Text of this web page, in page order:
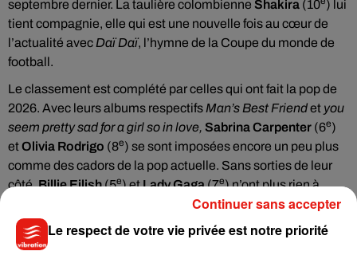
septembre dernier. La taulière colombienne Shakira (10 ) lui
tient compagnie, elle qui est une nouvelle fois au cœur de
l’actualité avec Daï Daï, l’hymne de la Coupe du monde de
football.
Le classement est complété par celles qui ont fait la pop de
2026. Avec leurs albums respectifs Man’s Best Friendet you
seem pretty sad for a girl so in love, Sabrina Carpenter (6e)
etOlivia Rodrigo (8e) se sont imposées encore un peu plus
comme des cadors de la pop actuelle. Sans sorties de leur
côté,Billie Eilish(5e) etLady Gaga(7e) n’ont plus rien à
prouver pour faire partie de ce classement.
Le respect de votre vie privée est notre priorité
Continuer sans accepter